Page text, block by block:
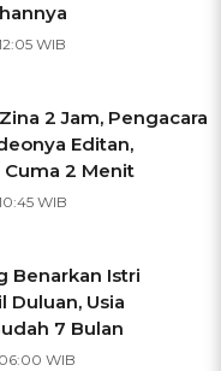
WIB
2 Jam, Pengacara
Editan,
2 Menit
WIB
Benarkan Istri
Duluan, Usia
7 Bulan
WIB